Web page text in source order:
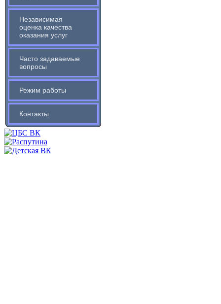
Независимая
оценка качества
оказания услуг
Часто задаваемые
вопросы
Режим работы
Контакты